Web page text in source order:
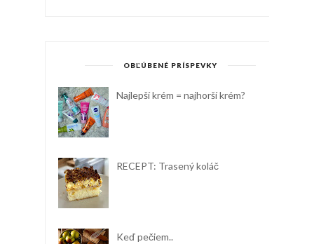
OBĽÚBENÉ PRÍSPEVKY
Najlepší krém = najhorší krém?
RECEPT: Trasený koláč
Keď pečiem..